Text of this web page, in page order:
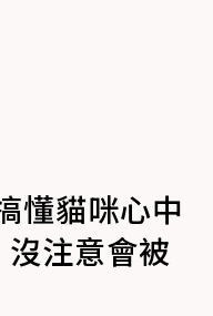
懂貓咪心中
沒注意會被